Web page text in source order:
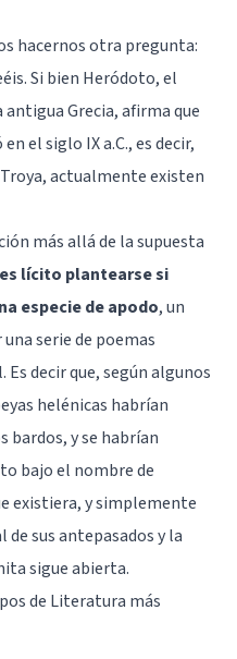
hacernos otra pregunta:
Si bien Heródoto, el
Grecia, afirma que
el siglo IX a.C., es decir,
actualmente existen
más allá de la supuesta
es lícito plantearse si
especie de apodo, un
serie de poemas
decir que, según algunos
helénicas habrían
bardos, y se habrían
bajo el nombre de
existiera, y simplemente
sus antepasados y la
sigue abierta.
de Literatura más